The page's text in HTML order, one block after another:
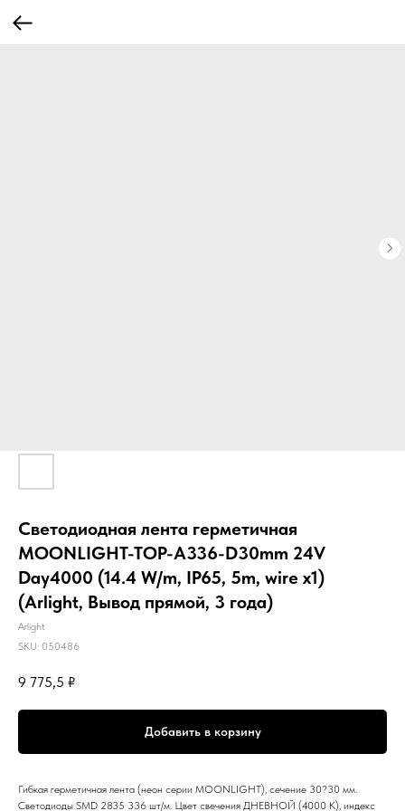
Светодиодная лента герметичная
MOONLIGHT-TOP-A336-D30mm 24V
Day4000 (14.4 W/m, IP65, 5m, wire x1)
(Arlight, Вывод прямой, 3 года)
Arlight
SKU: 050486
9 775,5 ₽
Добавить в корзину
Гибкая герметичная лента (неон серии MOONLIGHT), сечение 30?30 мм.
Светодиоды SMD 2835 336 шт/м. Цвет свечения ДНЕВНОЙ (4000 К), индекс